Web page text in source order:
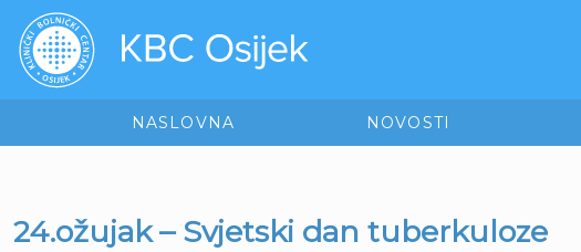
NASLOVNA NOVOSTI
24.ožujak – Svjetski dan tuberkuloze